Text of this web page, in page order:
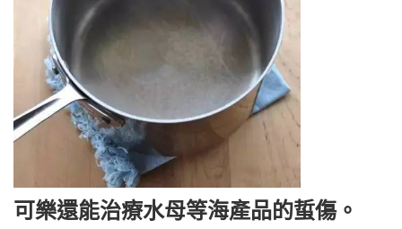
可樂還能治療水母等海產品的蜇傷。